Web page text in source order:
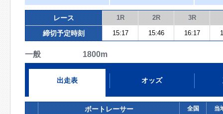
レース 1R 2R 3R
締切予定時刻 15:17 15:46 16:17
一般 1800m
出走表 オッズ
ボートレーサー 全国 当